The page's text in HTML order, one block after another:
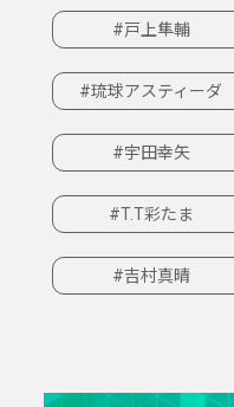
#戸上隼輔
#琉球アスティーダ
#宇田幸矢
#T.T彩たま
#吉村真晴